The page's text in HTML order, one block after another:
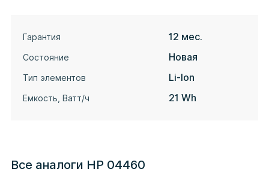
Гарантия 12 мес.
Состояние Новая
Тип элементов Li-Ion
Емкость, Ватт/ч 21 Wh
Все аналоги HP 04460